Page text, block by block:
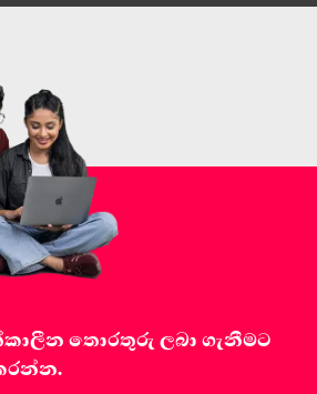
තොරතුරු ලබා ගැනීමට